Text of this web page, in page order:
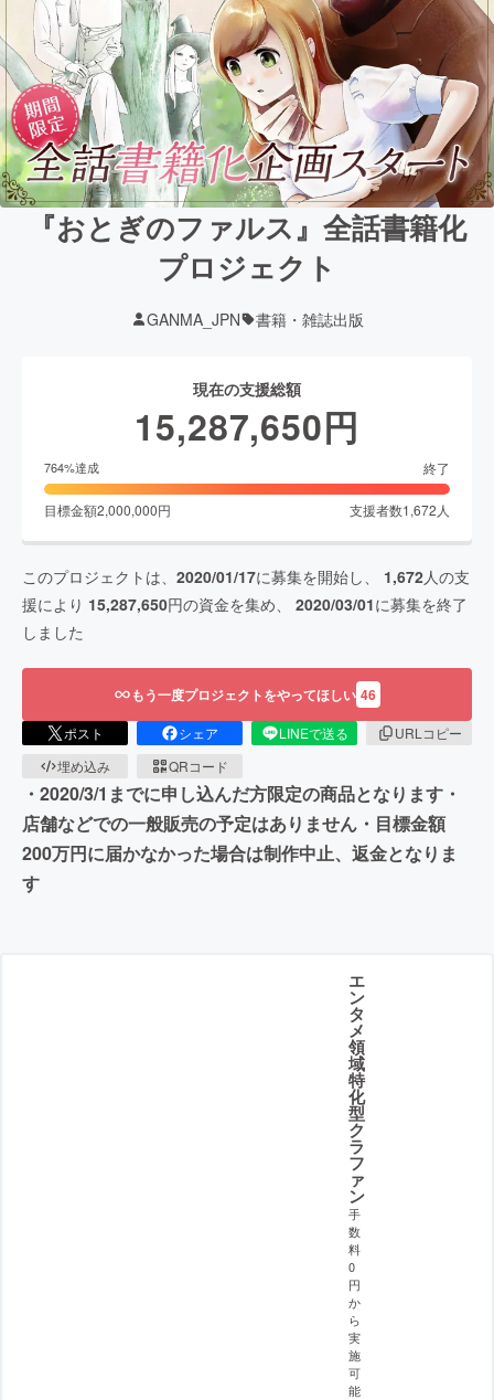
『おとぎのファルス』全話書籍化
プロジェクト
GANMA_JPN 書籍・雑誌出版
現在の支援総額
15,287,650円
764%達成 終了
目標金額2,000,000円 支援者数1,672 人
このプロジェクトは、 2020/01/17に募集を開始し、 1,672人の支
援により 15,287,650円の資金を集め、 2020/03/01に募集を終了
しました
もう一度プロジェクトをやってほしい 46
ポスト シェア LINEで送る
URLコピー
埋め込み
QRコード
・2020/3/1までに申し込んだ方限定の商品となります・
店舗などでの一般販売の予定はありません・目標金額
200万円に届かなかった場合は制作中止、返金となりま
す
エ
ン
タ
メ
領
域
特
化
型
ク
ラ
フ
ァ
ン
手
数
料
0
円
か
ら
実
施
可
能